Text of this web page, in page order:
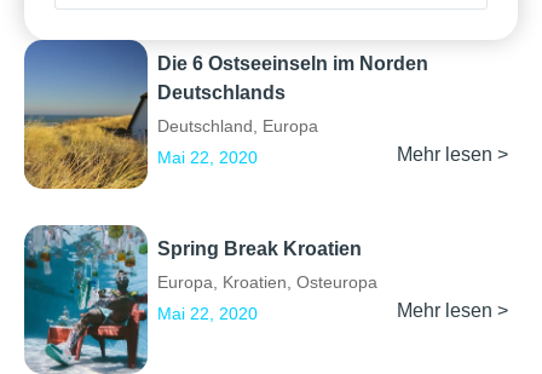
Die 6 Ostseeinseln im Norden
Deutschlands
Deutschland, Europa
Mai 22, 2020
Mehr lesen >
Spring Break Kroatien
Europa, Kroatien, Osteuropa
Mai 22, 2020
Mehr lesen >